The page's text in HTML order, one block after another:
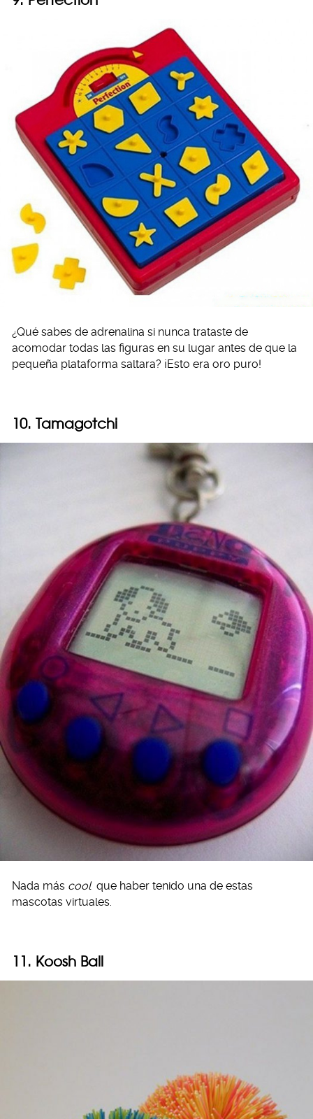
¿Qué sabes de adrenalina si nunca trataste de
acomodar todas las figuras en su lugar antes de que la
pequeña plataforma saltara? ¡Esto era oro puro!
10. Tamagotchi
Nada más cool que haber tenido una de estas
mascotas virtuales.
11. Koosh Ball